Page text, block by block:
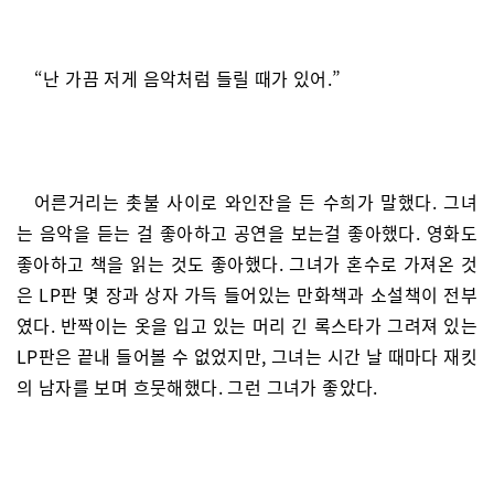
“난 가끔 저게 음악처럼 들릴 때가 있어.”
어른거리는 촛불 사이로 와인잔을 든 수희가 말했다. 그녀
는 음악을 듣는 걸 좋아하고 공연을 보는걸 좋아했다. 영화도
좋아하고 책을 읽는 것도 좋아했다. 그녀가 혼수로 가져온 것
은 LP판 몇 장과 상자 가득 들어있는 만화책과 소설책이 전부
였다. 반짝이는 옷을 입고 있는 머리 긴 록스타가 그려져 있는
LP판은 끝내 들어볼 수 없었지만, 그녀는 시간 날 때마다 재킷
의 남자를 보며 흐뭇해했다. 그런 그녀가 좋았다.